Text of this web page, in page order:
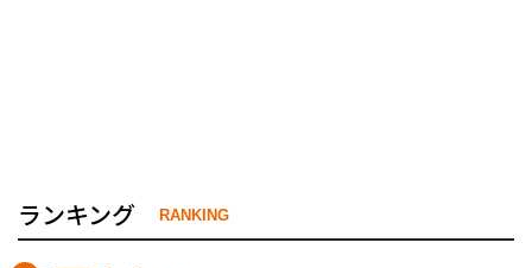
ランキング RANKING